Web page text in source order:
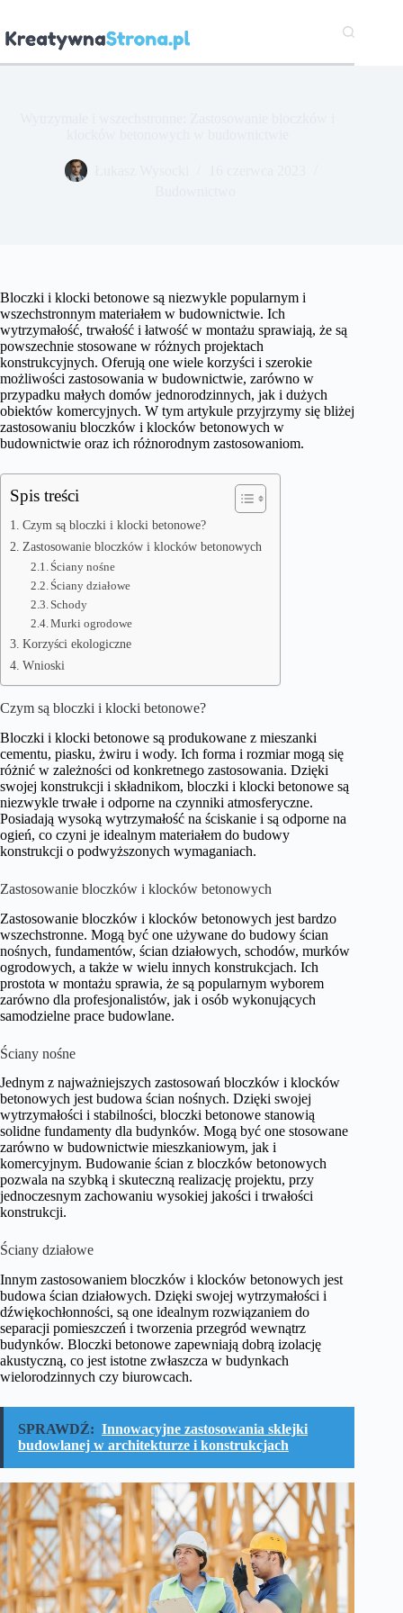
treści
Bloczki i klocki betonowe są niezwykle popularnym i
wszechstronnym materiałem w budownictwie. Ich
wytrzymałość, trwałość i łatwość w montażu sprawiają, że są
powszechnie stosowane w różnych projektach
konstrukcyjnych. Oferują one wiele korzyści i szerokie
możliwości zastosowania w budownictwie, zarówno w
przypadku małych domów jednorodzinnych, jak i dużych
obiektów komercyjnych. W tym artykule przyjrzymy się bliżej
zastosowaniu bloczków i klocków betonowych w
budownictwie oraz ich różnorodnym zastosowaniom.
Spis treści
Czym są bloczki i klocki betonowe?
Zastosowanie bloczków i klocków betonowych
Ściany nośne
Ściany działowe
Schody
Murki ogrodowe
Korzyści ekologiczne
Wnioski
Czym są bloczki i klocki betonowe?
Bloczki i klocki betonowe są produkowane z mieszanki
cementu, piasku, żwiru i wody. Ich forma i rozmiar mogą się
różnić w zależności od konkretnego zastosowania. Dzięki
swojej konstrukcji i składnikom, bloczki i klocki betonowe są
niezwykle trwałe i odporne na czynniki atmosferyczne.
Posiadają wysoką wytrzymałość na ściskanie i są odporne na
ogień, co czyni je idealnym materiałem do budowy
konstrukcji o podwyższonych wymaganiach.
Zastosowanie bloczków i klocków betonowych
Zastosowanie bloczków i klocków betonowych jest bardzo
wszechstronne. Mogą być one używane do budowy ścian
nośnych, fundamentów, ścian działowych, schodów, murków
ogrodowych, a także w wielu innych konstrukcjach. Ich
prostota w montażu sprawia, że są popularnym wyborem
zarówno dla profesjonalistów, jak i osób wykonujących
samodzielne prace budowlane.
Ściany nośne
Jednym z najważniejszych zastosowań bloczków i klocków
betonowych jest budowa ścian nośnych. Dzięki swojej
wytrzymałości i stabilności, bloczki betonowe stanowią
solidne fundamenty dla budynków. Mogą być one stosowane
zarówno w budownictwie mieszkaniowym, jak i
komercyjnym. Budowanie ścian z bloczków betonowych
pozwala na szybką i skuteczną realizację projektu, przy
jednoczesnym zachowaniu wysokiej jakości i trwałości
konstrukcji.
Ściany działowe
Innym zastosowaniem bloczków i klocków betonowych jest
budowa ścian działowych. Dzięki swojej wytrzymałości i
dźwiękochłonności, są one idealnym rozwiązaniem do
separacji pomieszczeń i tworzenia przegród wewnątrz
budynków. Bloczki betonowe zapewniają dobrą izolację
akustyczną, co jest istotne zwłaszcza w budynkach
wielorodzinnych czy biurowcach.
SPRAWDŹ: Innowacyjne zastosowania sklejki
budowlanej w architekturze i konstrukcjach